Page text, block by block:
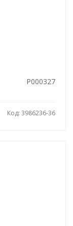
P000327
Код: 3986236-36